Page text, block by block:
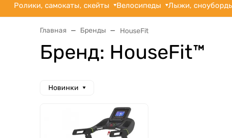
Ролики, самокаты, скейты Велосипеды Лыжи,
Главная Бренды HouseFit
Бренд: HouseFit™
Новинки